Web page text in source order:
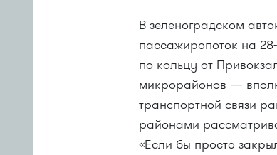
В зеленоградском
пассажиропоток на
по кольцу от
микрорайонов —
транспортной связи
районами
«Если бы просто